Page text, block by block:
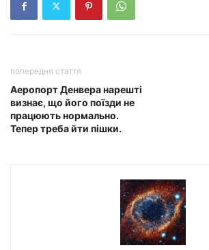
попередня стаття
Аеропорт Денвера нарешті
визнає, що його поїзди не
працюють нормально.
Тепер треба йти пішки.